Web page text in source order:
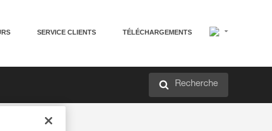
SERVICE CLIENTS TÉLÉCHARGEMENTS
Recherche